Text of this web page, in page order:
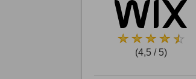
(4,5 / 5)